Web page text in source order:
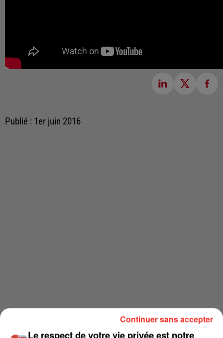
Publié : 1er juin 2016
Le respect de votre vie privée est notre
Continuer sans accepter